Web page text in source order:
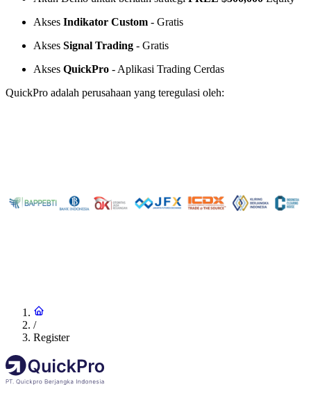
Akses Indikator Custom - Gratis
Akses Signal Trading - Gratis
Akses QuickPro - Aplikasi Trading Cerdas
QuickPro adalah perusahaan yang teregulasi oleh:
/
Register